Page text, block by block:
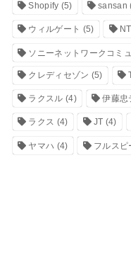
Shopify (5) sansan
ウィルゲート (5)
ソニーネットワークコミ
クレディセゾン (5)
ラクスル (4) 伊藤忠
ラクス (4) JT (4)
ヤマハ (4) フルスピ